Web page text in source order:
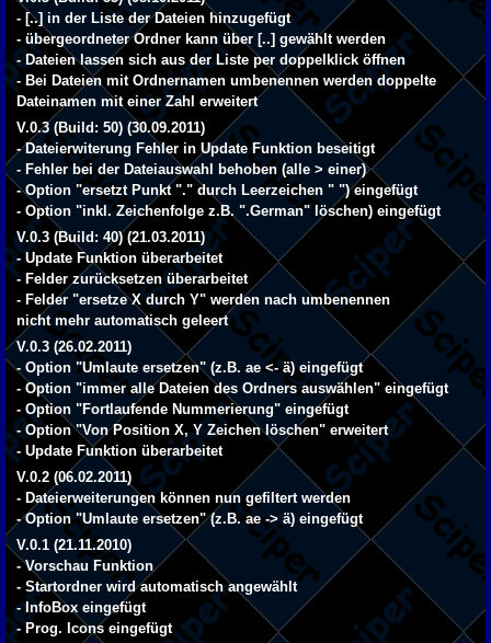
- [..] in der Liste der Dateien hinzugefügt
- übergeordneter Ordner kann über [..] gewählt werden
- Dateien lassen sich aus der Liste per doppelklick öffnen
- Bei Dateien mit Ordnernamen umbenennen werden doppelte
Dateinamen mit einer Zahl erweitert
V.0.3 (Build: 50) (30.09.2011)
- Dateierwiterung Fehler in Update Funktion beseitigt
- Fehler bei der Dateiauswahl behoben (alle > einer)
- Option "ersetzt Punkt "." durch Leerzeichen " ") eingefügt
- Option "inkl. Zeichenfolge z.B. ".German" löschen) eingefügt
V.0.3 (Build: 40) (21.03.2011)
- Update Funktion überarbeitet
- Felder zurücksetzen überarbeitet
- Felder "ersetze X durch Y" werden nach umbenennen
nicht mehr automatisch geleert
V.0.3 (26.02.2011)
- Option "Umlaute ersetzen" (z.B. ae <- ä) eingefügt
- Option "immer alle Dateien des Ordners auswählen" eingefügt
- Option "Fortlaufende Nummerierung" eingefügt
- Option "Von Position X, Y Zeichen löschen" erweitert
- Update Funktion überarbeitet
V.0.2 (06.02.2011)
- Dateierweiterungen können nun gefiltert werden
- Option "Umlaute ersetzen" (z.B. ae -> ä) eingefügt
V.0.1 (21.11.2010)
- Vorschau Funktion
- Startordner wird automatisch angewählt
- InfoBox eingefügt
- Prog. Icons eingefügt